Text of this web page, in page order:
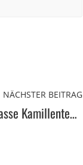
NÄCHSTER BEITRAG
Der Duft einer heißen Tasse Kamillentee …